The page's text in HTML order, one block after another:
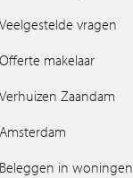
Veelgestelde vragen
Offerte makelaar
Verhuizen Zaandam
Amsterdam
Beleggen in woningen